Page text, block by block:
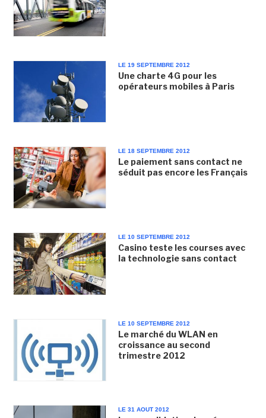
LE 19 SEPTEMBRE 2012
Une charte 4G pour les
opérateurs mobiles à Paris
LE 18 SEPTEMBRE 2012
Le paiement sans contact ne
séduit pas encore les Français
LE 10 SEPTEMBRE 2012
Casino teste les courses avec
la technologie sans contact
LE 10 SEPTEMBRE 2012
Le marché du WLAN en
croissance au second
trimestre 2012
LE 31 AOUT 2012